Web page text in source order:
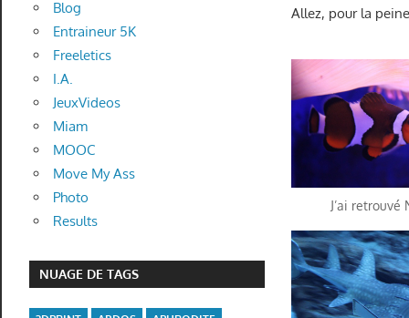
Allez, pour la
J’ai retrouvé
Blog
Entraineur 5K
Freeletics
I.A.
JeuxVideos
Miam
MOOC
Move My Ass
Photo
Results
NUAGE DE TAGS